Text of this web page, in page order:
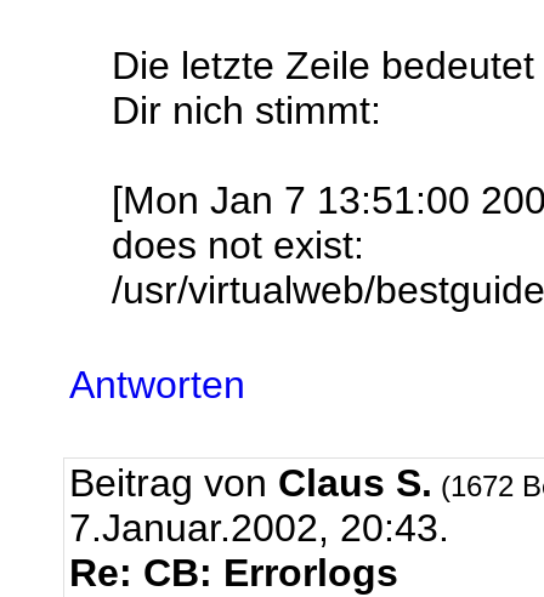
Die letzte Zeile
Dir nich stimmt:
[Mon Jan 7 13:51:00
does not exist:
/usr/virtualweb/
Antworten
Beitrag von Claus S. (1672
7.Januar.2002, 20:43.
Re: CB: Errorlogs